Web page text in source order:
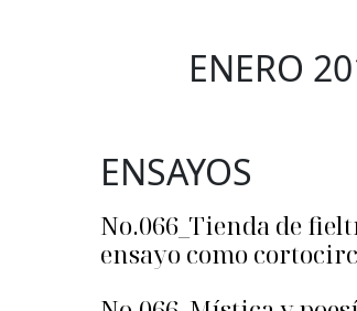
ENERO
ENSAYOS
No.066_Tienda de
ensayo como